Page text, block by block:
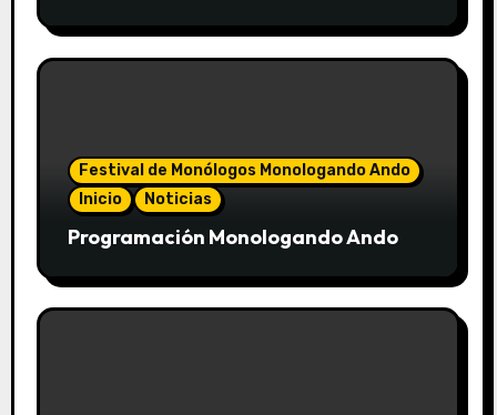
Festival de Monólogos Monologando Ando
Inicio
Noticias
Programación Monologando Ando